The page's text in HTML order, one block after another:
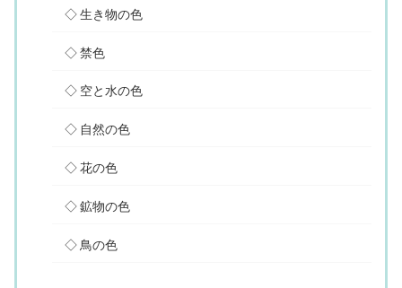
生き物の色
禁色
空と水の色
自然の色
花の色
鉱物の色
鳥の色